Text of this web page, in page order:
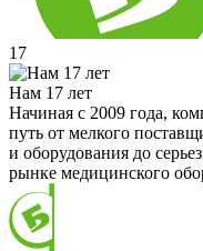
17
Нам 17 лет
Начиная с 2009 года,
путь от мелкого
и оборудования до
рынке медицинского